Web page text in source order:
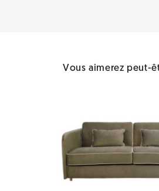
Vous aimerez peut-